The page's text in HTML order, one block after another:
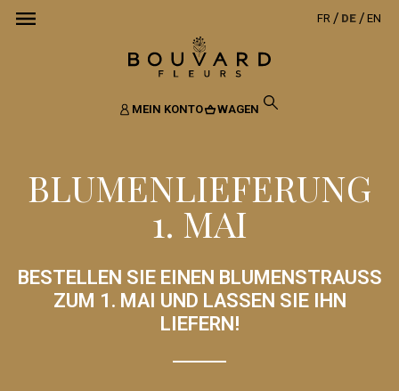
FR DE EN
MEIN KONTO WAGEN
BLUMENLIEFERUNG
1. MAI
BESTELLEN SIE EINEN BLUMENSTRAUSS Z
UM 1. MAI UND LASSEN SIE IHN L
IEFERN!